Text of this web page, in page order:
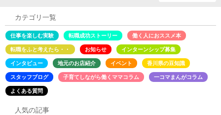
カテゴリ一覧
仕事を楽しむ実験 転職成功ストーリー
働く人におススメ本
転職をふと考えたら・・
お知らせ
インターンシップ募集
インタビュー
地元のお店紹介 イベント
香川県の豆知識
スタッフブログ
子育てしながら働くママコラム
一コマまんがコラム
よくある質問
人気の記事